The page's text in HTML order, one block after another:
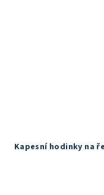
Kapesní hodinky na